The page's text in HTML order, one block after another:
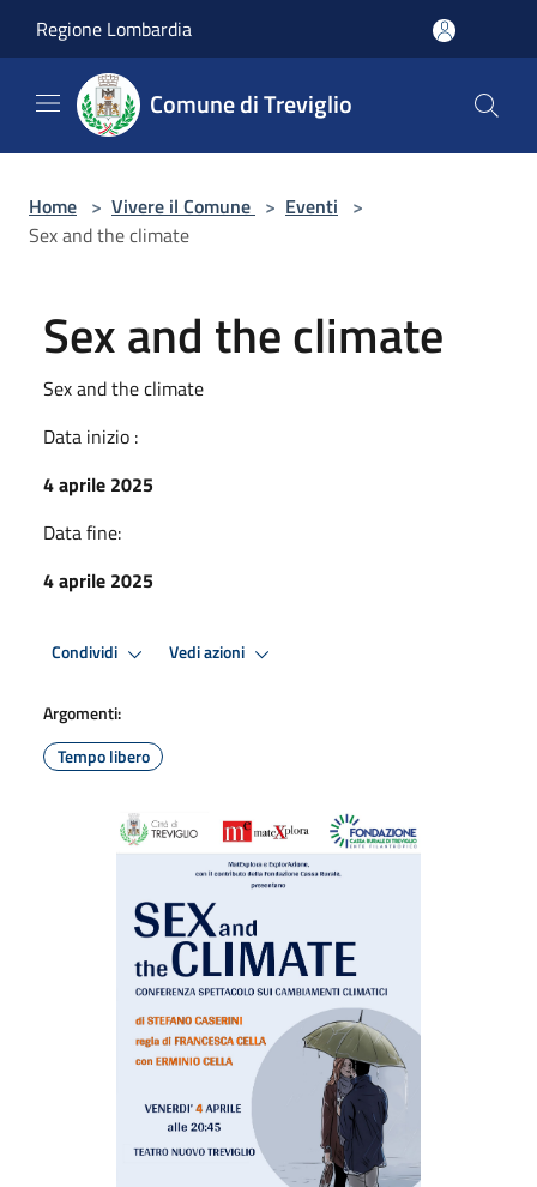
Regione Lombardia
Comune di Treviglio
Home > Vivere il Comune > Eventi >
Sex and the climate
Sex and the climate
Sex and the climate
Data inizio :
4 aprile 2025
Data fine:
4 aprile 2025
Condividi Vedi azioni
Argomenti:
Tempo libero